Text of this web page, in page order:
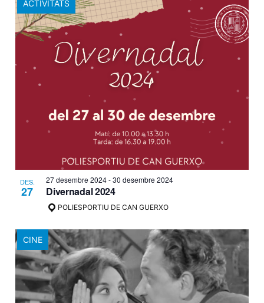
ACTIVITATS
DES.
27
27 desembre 2024-30 desembre 2024
Divernadal 2024
POLIESPORTIU DE CAN GUERXO
CINE